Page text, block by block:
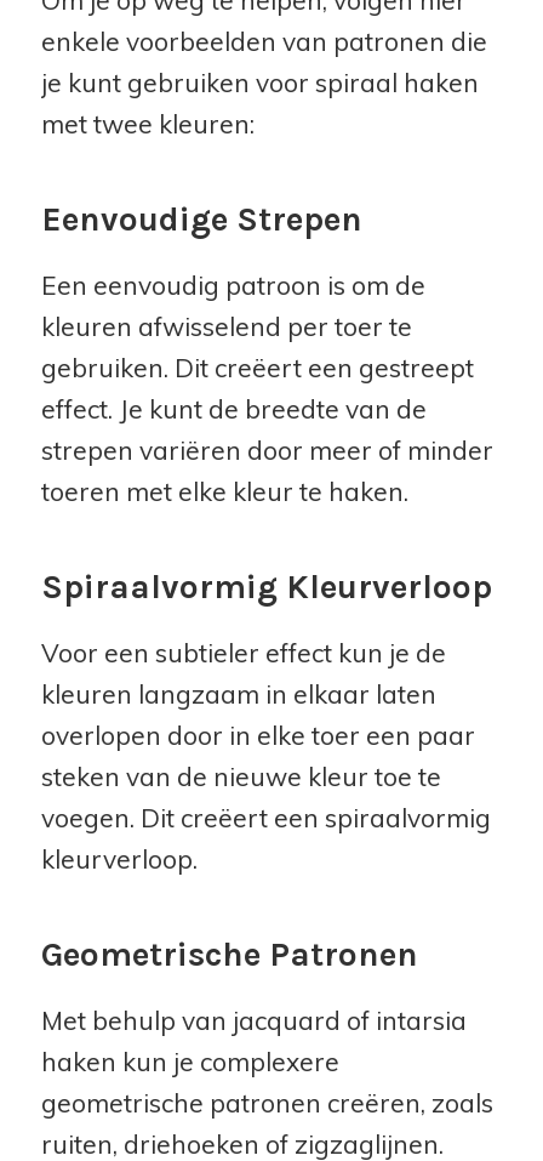
enkele voorbeelden van patronen die
je kunt gebruiken voor spiraal haken
met twee kleuren:
Eenvoudige Strepen
Een eenvoudig patroon is om de
kleuren afwisselend per toer te
gebruiken. Dit creëert een gestreept
effect. Je kunt de breedte van de
strepen variëren door meer of minder
toeren met elke kleur te haken.
Spiraalvormig Kleurverloop
Voor een subtieler effect kun je de
kleuren langzaam in elkaar laten
overlopen door in elke toer een paar
steken van de nieuwe kleur toe te
voegen. Dit creëert een spiraalvormig
kleurverloop.
Geometrische Patronen
Met behulp van jacquard of intarsia
haken kun je complexere
geometrische patronen creëren, zoals
ruiten, driehoeken of zigzaglijnen.